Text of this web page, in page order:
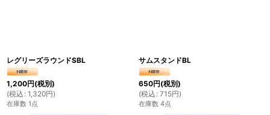
レグリーズラウンドSBL
1,200円(税別)
(税込 : 1,320円)
在庫数 1点
サムスタンドBL
650円(税別)
(税込 : 715円)
在庫数 4点